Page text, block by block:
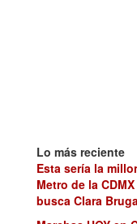
Lo más reciente
Esta sería la
Metro de la
busca Clara